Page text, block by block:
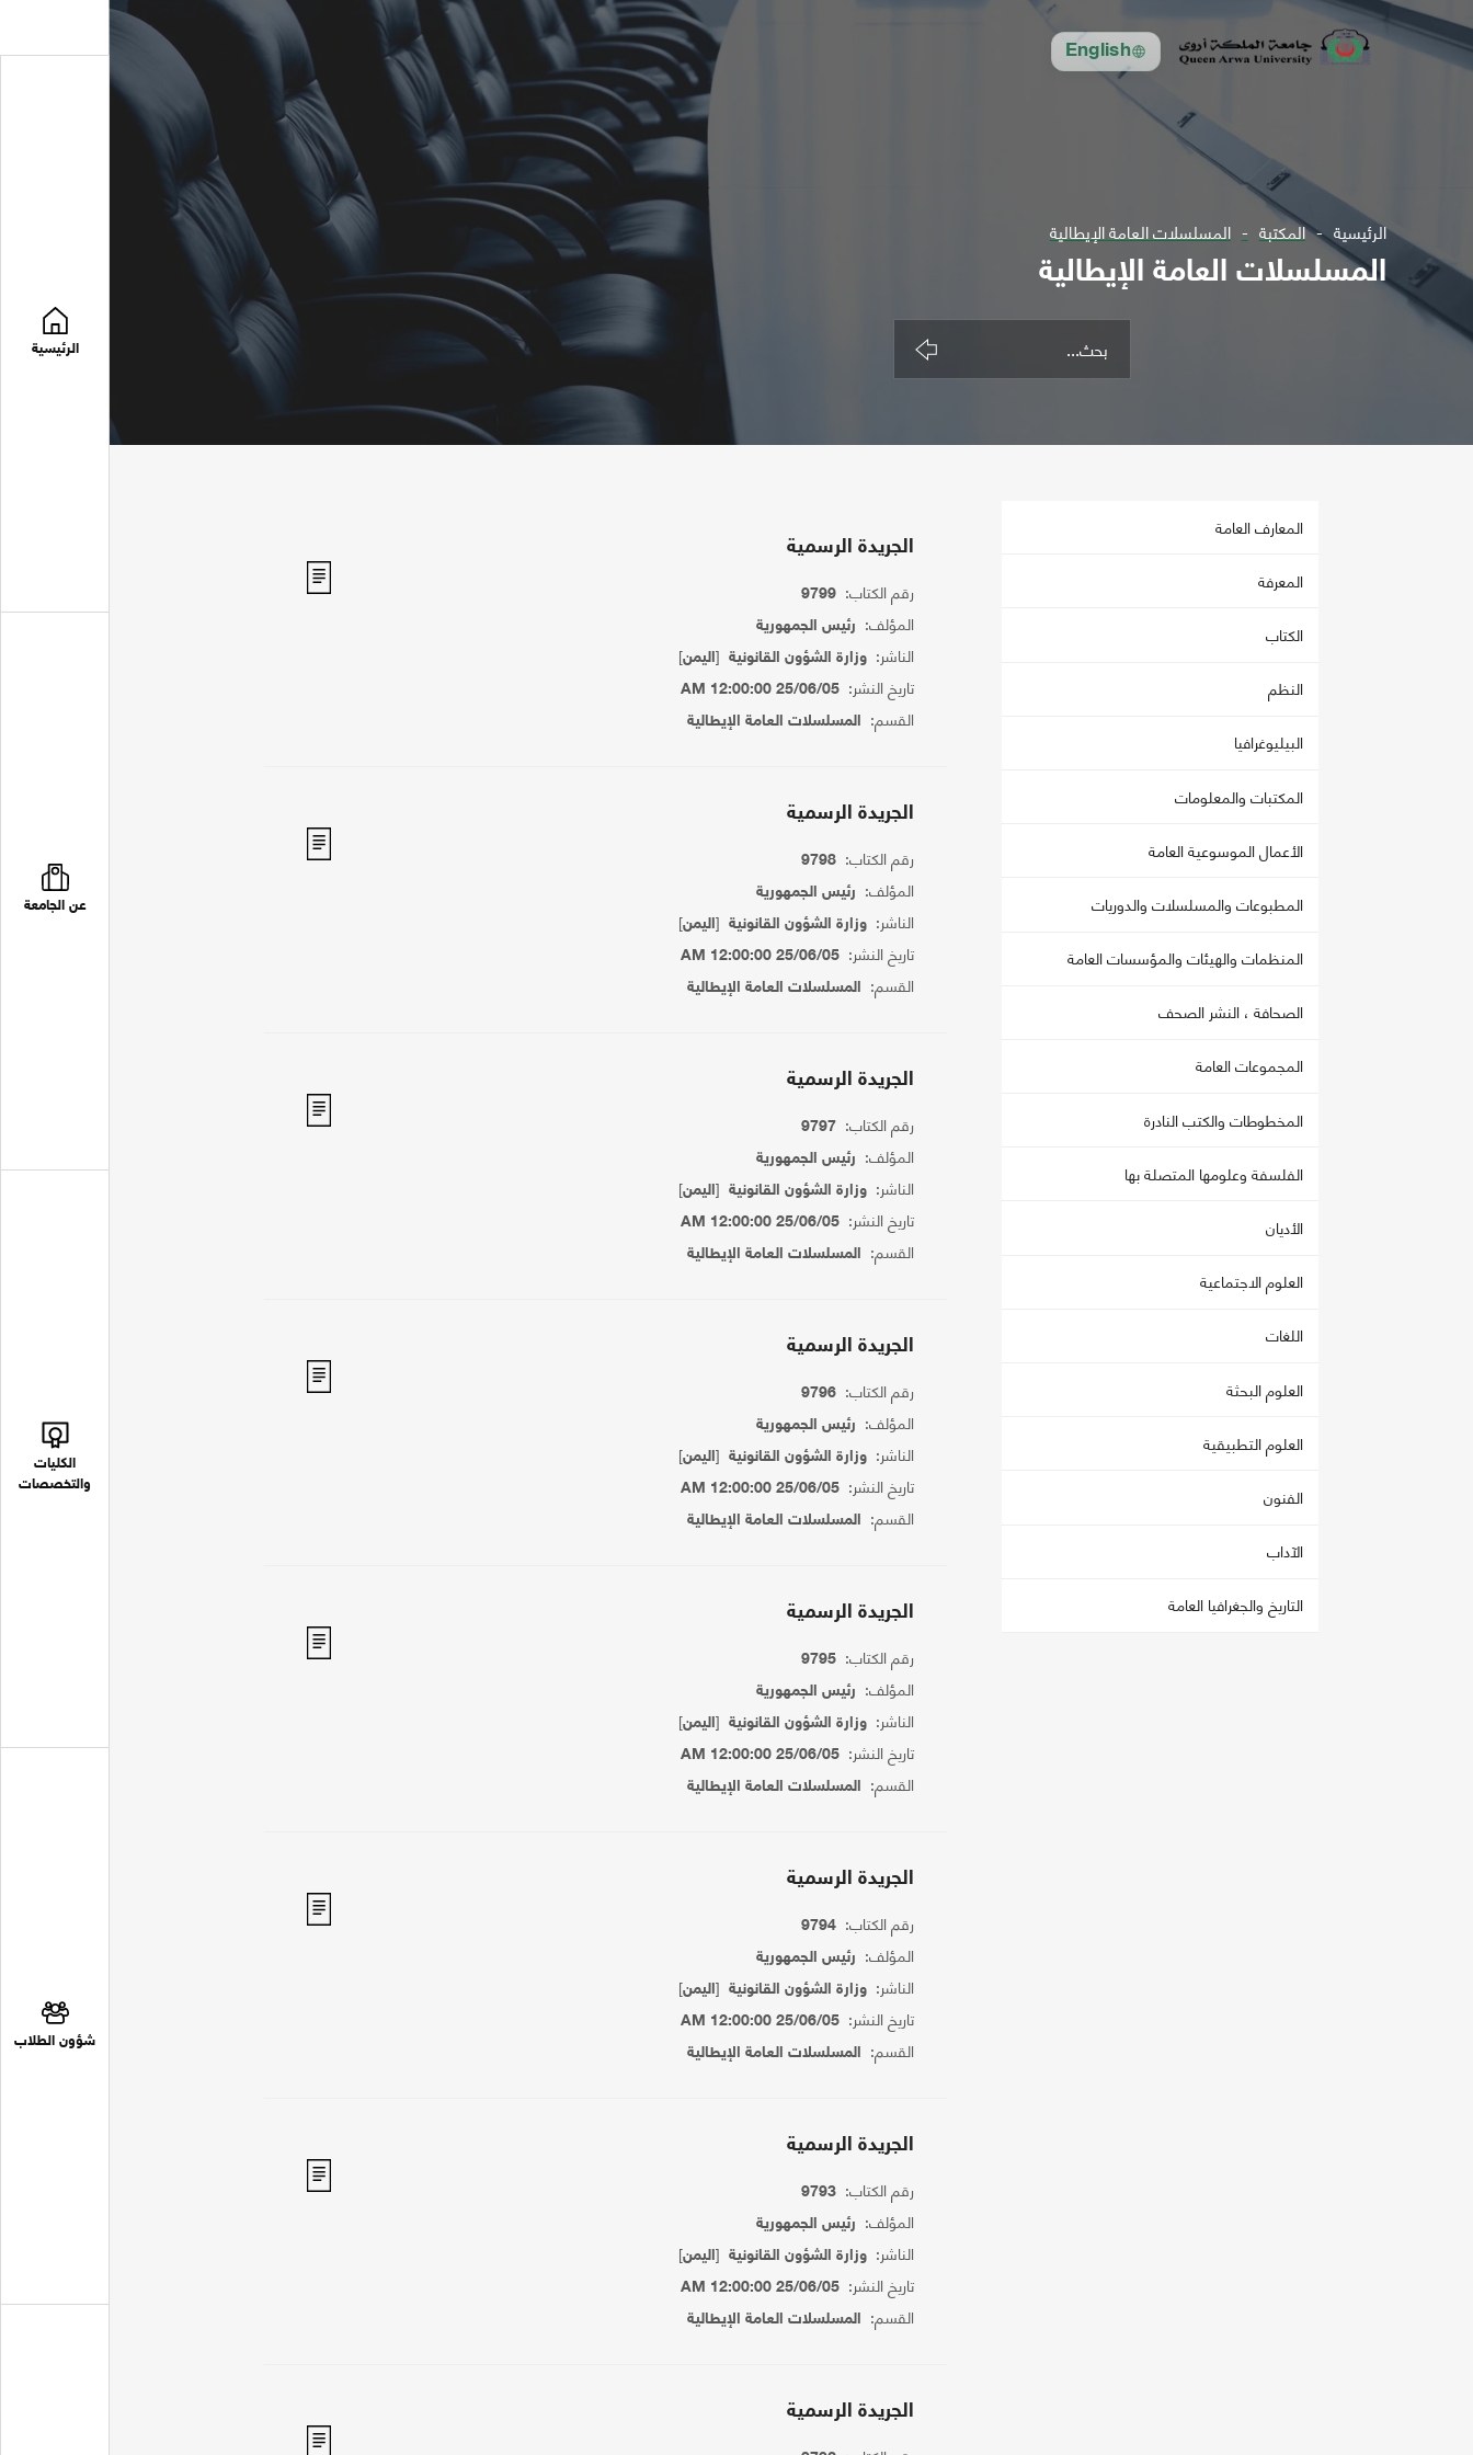
English
الرئيسية
عن الجامعة
الكليات
والتخصصات
شؤون الطلاب
الرئيسية المكتبة المسلسلات العامة الإيطالية
المسلسلات العامة الإيطالية
المعارف العامة
المعرفة
الكتاب
النظم
البيليوغرافيا
المكتبات والمعلومات
الأعمال الموسوعية العامة
المطبوعات والمسلسلات والدوريات
المنظمات والهيئات والمؤسسات العامة
الصحافة ، النشر الصحف
المجموعات العامة
المخطوطات والكتب النادرة
الفلسفة وعلومها المتصلة بها
الأديان
العلوم الاجتماعية
اللغات
العلوم البحثة
العلوم التطبيقية
الفنون
الآداب
التاريخ والجغرافيا العامة
الجريدة الرسمية
رقم الكتاب: 9799
المؤلف: رئيس الجمهورية
الناشر: وزارة الشؤون القانونية[اليمن]
تاريخ النشر: 25/06/05 12:00:00 AM
القسم: المسلسلات العامة الإيطالية
الجريدة الرسمية
رقم الكتاب: 9798
المؤلف: رئيس الجمهورية
الناشر: وزارة الشؤون القانونية[اليمن]
تاريخ النشر: 25/06/05 12:00:00 AM
القسم: المسلسلات العامة الإيطالية
الجريدة الرسمية
رقم الكتاب: 9797
المؤلف: رئيس الجمهورية
الناشر: وزارة الشؤون القانونية[اليمن]
تاريخ النشر: 25/06/05 12:00:00 AM
القسم: المسلسلات العامة الإيطالية
الجريدة الرسمية
رقم الكتاب: 9796
المؤلف: رئيس الجمهورية
الناشر: وزارة الشؤون القانونية[اليمن]
تاريخ النشر: 25/06/05 12:00:00 AM
القسم: المسلسلات العامة الإيطالية
الجريدة الرسمية
رقم الكتاب: 9795
المؤلف: رئيس الجمهورية
الناشر: وزارة الشؤون القانونية[اليمن]
تاريخ النشر: 25/06/05 12:00:00 AM
القسم: المسلسلات العامة الإيطالية
الجريدة الرسمية
رقم الكتاب: 9794
المؤلف: رئيس الجمهورية
الناشر: وزارة الشؤون القانونية[اليمن]
تاريخ النشر: 25/06/05 12:00:00 AM
القسم: المسلسلات العامة الإيطالية
الجريدة الرسمية
رقم الكتاب: 9793
المؤلف: رئيس الجمهورية
الناشر: وزارة الشؤون القانونية[اليمن]
تاريخ النشر: 25/06/05 12:00:00 AM
القسم: المسلسلات العامة الإيطالية
الجريدة الرسمية